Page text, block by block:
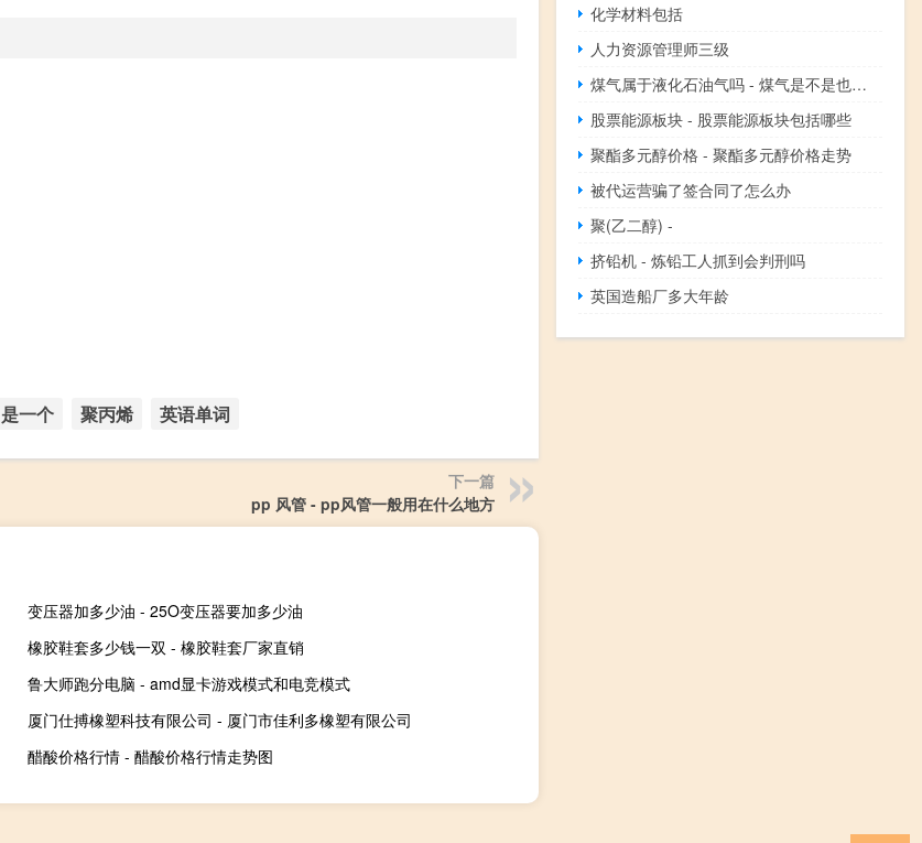
是一个 聚丙烯 英语单词
下一篇
pp 风管 - pp风管一般用在什么地方
变压器加多少油 - 25O变压器要加多少油
橡胶鞋套多少钱一双 - 橡胶鞋套厂家直销
鲁大师跑分电脑 - amd显卡游戏模式和电竞模式
厦门仕搏橡塑科技有限公司 - 厦门市佳利多橡塑有限公司
醋酸价格行情 - 醋酸价格行情走势图
化学材料包括
人力资源管理师三级
煤气属于液化石油气吗 - 煤气是不是也叫液化气
股票能源板块 - 股票能源板块包括哪些
聚酯多元醇价格 - 聚酯多元醇价格走势
被代运营骗了签合同了怎么办
聚(乙二醇) -
挤铅机 - 炼铅工人抓到会判刑吗
英国造船厂多大年龄